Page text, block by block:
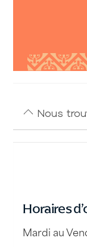
Nous
Horaires
Mardi au